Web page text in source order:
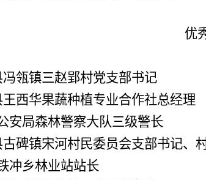
优
冯瓴镇三赵郢村党支部书记
王西华果蔬种植专业合作社总经理
安局森林警察大队三级警长
碑镇宋河村民委员会支部书记、
冲乡林业站站长